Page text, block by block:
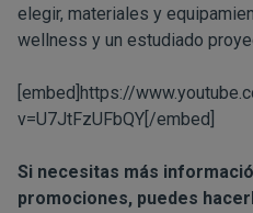
elegir, materiales y
wellness y un estudiado
[embed]https://
v=U7JtFzUFbQY[/embed]
Si necesitas más
promociones, puedes